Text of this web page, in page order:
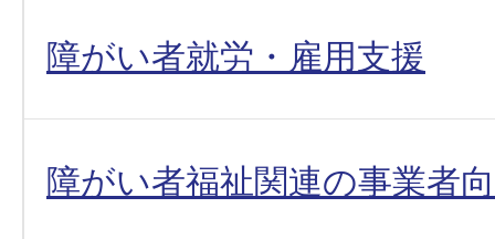
障がい者就労・雇用支援
障がい者福祉関連の事業者